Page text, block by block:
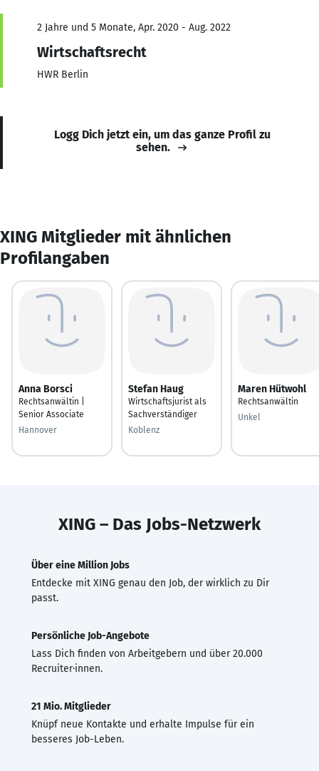
2 Jahre und 5 Monate, Apr. 2020 - Aug. 2022
Wirtschaftsrecht
HWR Berlin
Logg Dich jetzt ein, um das ganze Profil zu
sehen.
XING Mitglieder mit ähnlichen
Profilangaben
Anna Borsci
Rechtsanwältin |
Senior Associate
Hannover
Stefan Haug
Wirtschaftsjurist als
Sachverständiger
Koblenz
Maren Hütwohl
Rechtsanwältin
Unkel
XING – Das Jobs-Netzwerk
Über eine Million Jobs
Entdecke mit XING genau den Job, der wirklich zu Dir
passt.
Persönliche Job-Angebote
Lass Dich finden von Arbeitgebern und über 20.000
Recruiter·innen.
21 Mio. Mitglieder
Knüpf neue Kontakte und erhalte Impulse für ein
besseres Job-Leben.